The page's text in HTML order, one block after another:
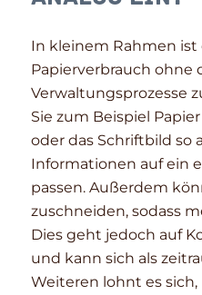
In kleinem Rahmen ist
Papierverbrauch ohne
Verwaltungsprozesse
Sie zum Beispiel
oder das Schriftbild so
Informationen auf ein
passen. Außerdem
zuschneiden, sodass
Dies geht jedoch auf
und kann sich als
Weiteren lohnt es